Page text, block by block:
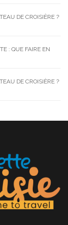
DE CROISIÈRE ?
: QUE FAIRE EN
DE CROISIÈRE ?